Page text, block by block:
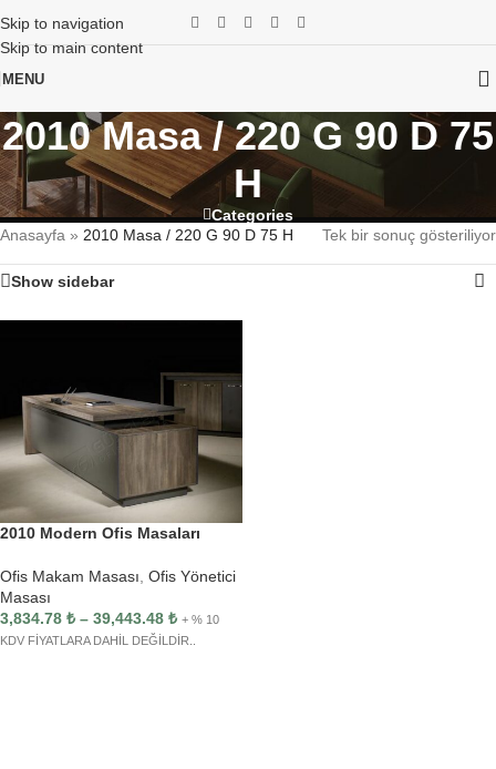
Skip to navigation
Skip to main content
MENU
2010 Masa / 220 G 90 D 75
H
Categories
Anasayfa » 2010 Masa / 220 G 90 D 75 H Tek bir sonuç gösteriliyor
Show sidebar
2010 Modern Ofis Masaları
Ofis Makam Masası, Ofis Yönetici
Masası
3,834.78 ₺ – 39,443.48 ₺ + % 10
KDV FİYATLARA DAHİL DEĞİLDİR..